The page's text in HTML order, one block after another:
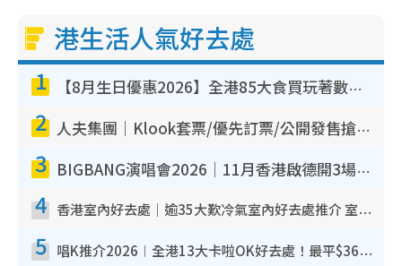
港生活人氣好去處
1 【8月生日優惠2026】全港85大食買玩著數攻略 自助餐/火鍋放題同行免費＋誠品/DONKI送現金券
2 人夫集團｜Klook套票/優先訂票/公開發售搶飛攻略！附票價.購票連結.場地座位表
3 BIGBANG演唱會2026｜11月香港啟德開3場！實名制VIP申請、優先購票攻略
4 香港室內好去處｜逾35大歎冷氣室內好去處推介 室內活動免費避雨無懼落雨
5 唱K推介2026︱全港13大卡啦OK好去處！最平$36起 日文K都有！(附地址+收費詳情)